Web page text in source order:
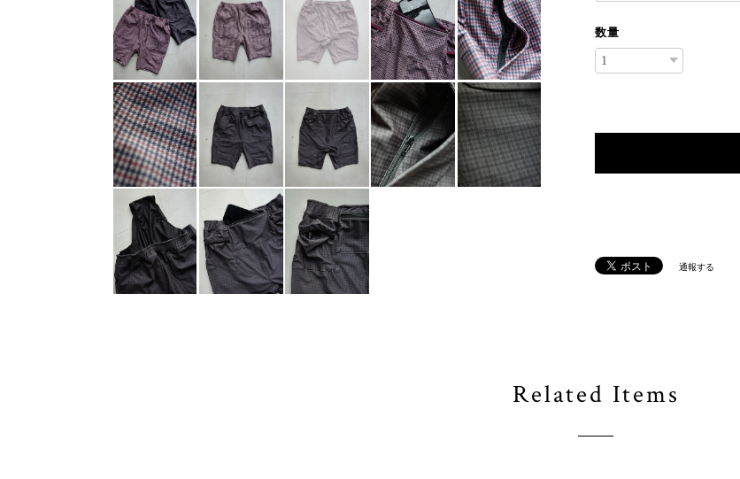
数量
通報する
Related Items